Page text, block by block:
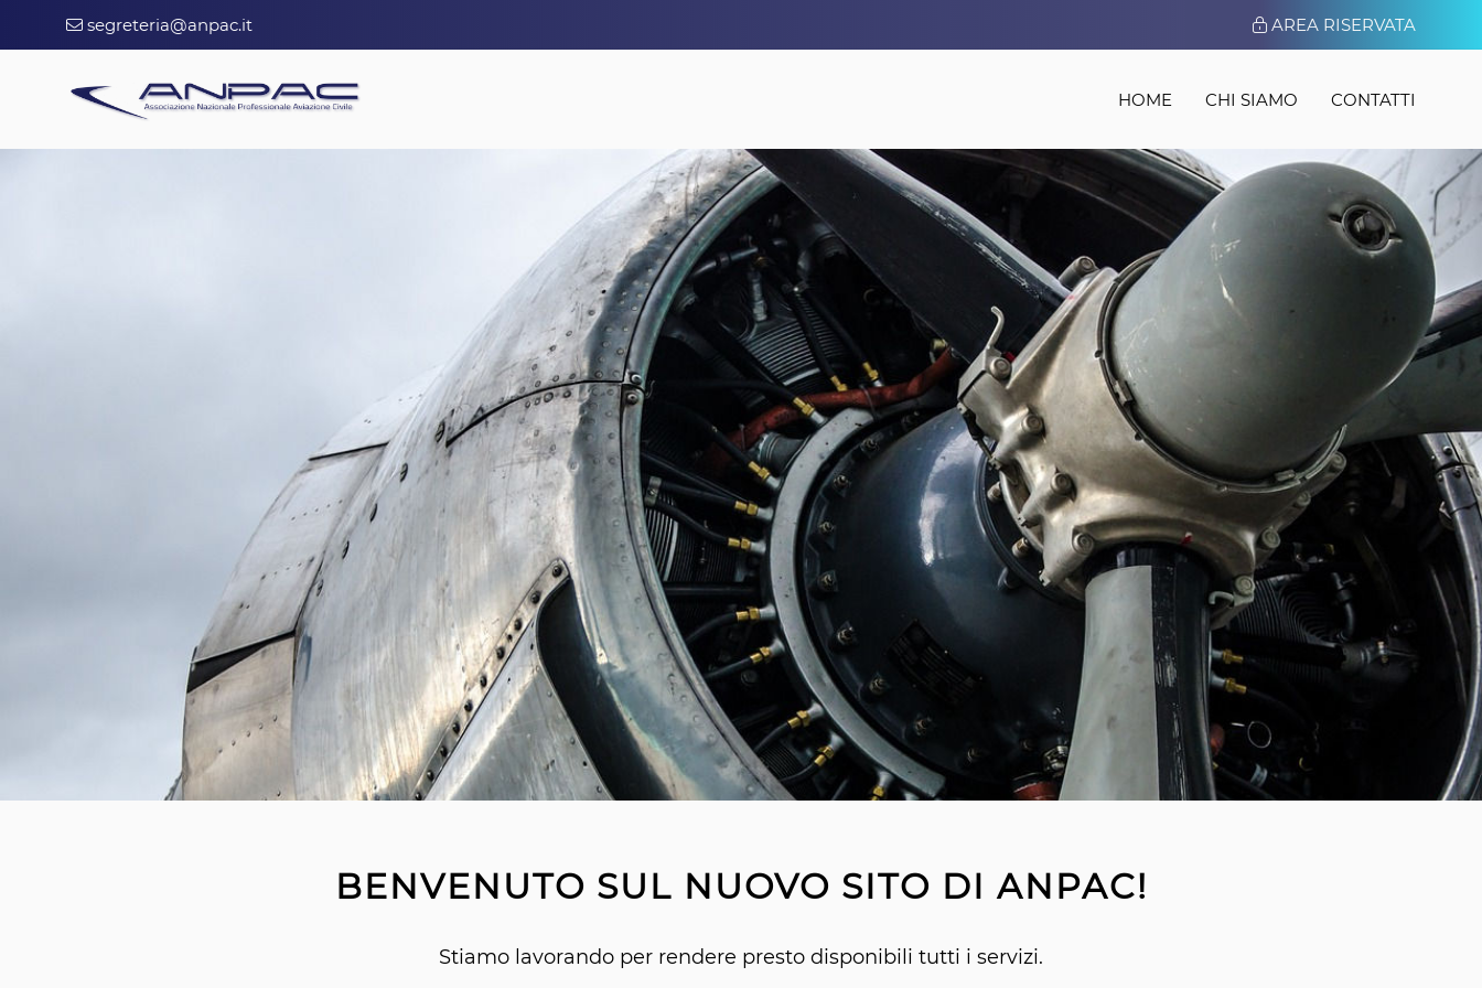
segreteria@anpac.it AREA RISERVATA
HOME CHI SIAMO CONTATTI
BENVENUTO SUL NUOVO SITO DI ANPAC!
Stiamo lavorando per rendere presto disponibili tutti i servizi.